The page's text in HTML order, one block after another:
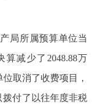
局所属预算单位当
减少了2048.88万
取消了收费项目，
拨付了以往年度非税